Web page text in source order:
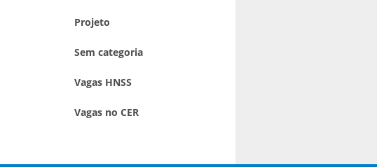
Projeto
Sem categoria
Vagas HNSS
Vagas no CER